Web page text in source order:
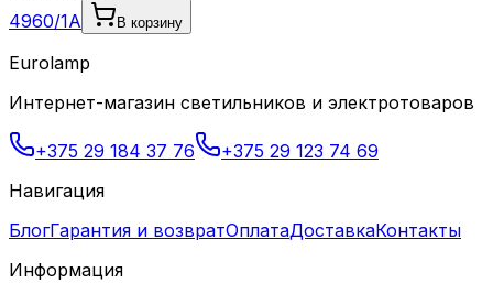
4960/1A
В корзину
Eurolamp
Интернет-магазин светильников и электротоваров
+375 29 184 37 76
+375 29 123 74 69
Навигация
БлогГарантия и возвратОплатаДоставкаКонтакты
Информация